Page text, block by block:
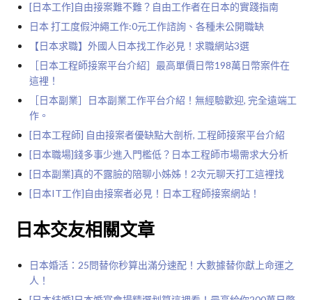
[日本工作]自由接案難不難？自由工作者在日本的實踐指南
日本 打工度假沖繩工作:0元工作諮詢、各種未公開職缺
【日本求職】外國人日本找工作必見！求職網站3選
［日本工程師接案平台介紹］最高單價日幣198萬日幣案件在
這裡！
［日本副業］日本副業工作平台介紹！無經驗歡迎, 完全遠端工
作。
[日本工程師] 自由接案者優缺點大剖析, 工程師接案平台介紹
[日本職場]錢多事少進入門檻低？日本工程師市場需求大分析
[日本副業]真的不露臉的陪聊小姊姊！2次元聊天打工這裡找
[日本IT工作]自由接案者必見！日本工程師接案網站！
日本交友相關文章
日本婚活：25問替你秒算出滿分速配！大數據替你獻上命運之
人！